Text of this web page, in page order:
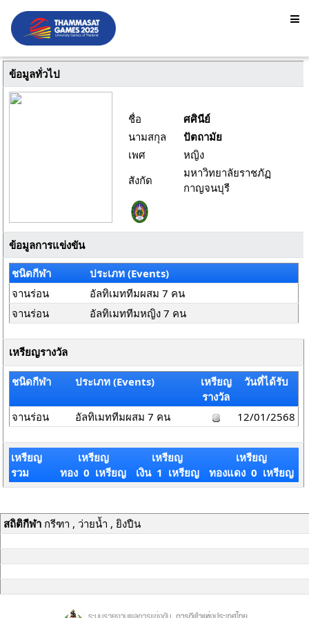
ข้อมูลทั่วไป
ชื่อ
ศศินีย์
นามสกุล
ปัตถามัย
เพศ
หญิง
สังกัด
มหาวิทยาลัยราชภัฏ
กาญจนบุรี
ข้อมูลการแข่งขัน
ชนิดกีฬา
ประเภท (Events)
จานร่อน
อัลทิเมททีมผสม 7 คน
จานร่อน
อัลทิเมททีมหญิง 7 คน
เหรียญรางวัล
ชนิดกีฬา ประเภท (Events)
เหรียญ
รางวัล
วันที่ได้รับ
จานร่อน อัลทิเมททีมผสม 7 คน 12/01/2568
เหรียญ
รวม
เหรียญ
ทอง 0 เหรียญ
เหรียญ
เงิน 1 เหรียญ
เหรียญ
ทองแดง 0 เหรียญ
สถิติกีฬากรีฑา , ว่ายน้ำ , ยิงปืน